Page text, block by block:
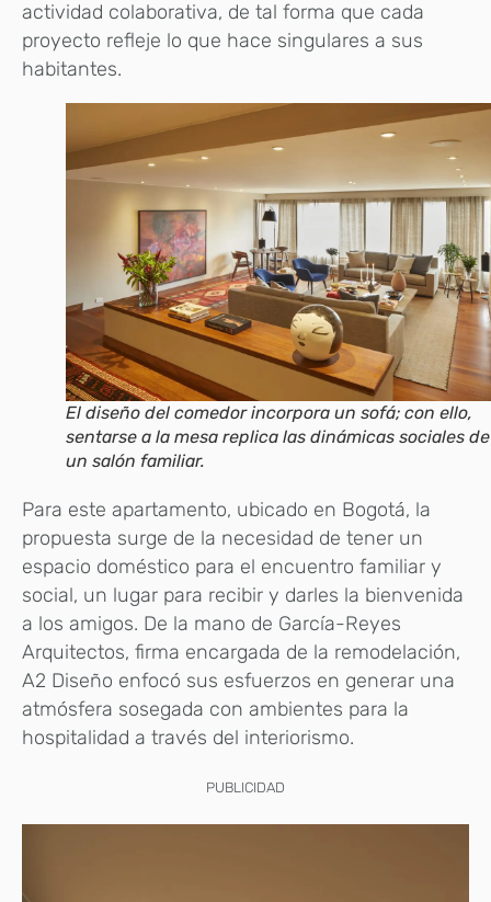
actividad colaborativa, de tal forma que cada
proyecto refleje lo que hace singulares a sus
habitantes.
El diseño del comedor incorpora un sofá; con ello,
sentarse a la mesa replica las dinámicas sociales de
un salón familiar.
Para este apartamento, ubicado en Bogotá, la
propuesta surge de la necesidad de tener un
espacio doméstico para el encuentro familiar y
social, un lugar para recibir y darles la bienvenida
a los amigos. De la mano de García-Reyes
Arquitectos, firma encargada de la remodelación,
A2 Diseño enfocó sus esfuerzos en generar una
atmósfera sosegada con ambientes para la
hospitalidad a través del interiorismo.
PUBLICIDAD